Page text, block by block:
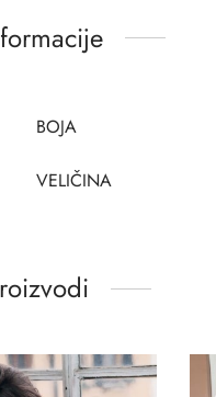
BOJA
VELIČINA